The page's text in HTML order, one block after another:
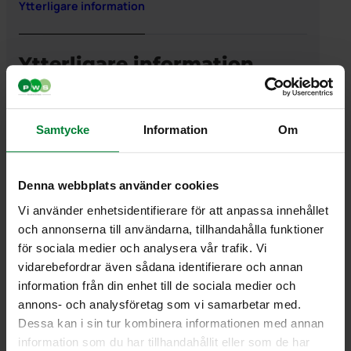
Samtycke Information Om
Denna webbplats använder cookies
Vi använder enhetsidentifierare för att anpassa innehållet
och annonserna till användarna, tillhandahålla funktioner
för sociala medier och analysera vår trafik. Vi
vidarebefordrar även sådana identifierare och annan
information från din enhet till de sociala medier och
annons- och analysföretag som vi samarbetar med.
Dessa kan i sin tur kombinera informationen med annan
information som du har tillhandahållit eller som de har
Ytterligare information
Ytterligare information
Vikt 1,125000 kg
PWS Nordic
PWS utvecklar
effektiva,
genomtänkta
och väl
fungerande
produkter och
tjänster för
Media
Dokumentbibliotek
Bildbank
Filmer
Forum
Information
Kontakt
Om PWS
Policy/Riktlinjer
Personuppgifter
Impressum
Cookiepolicy